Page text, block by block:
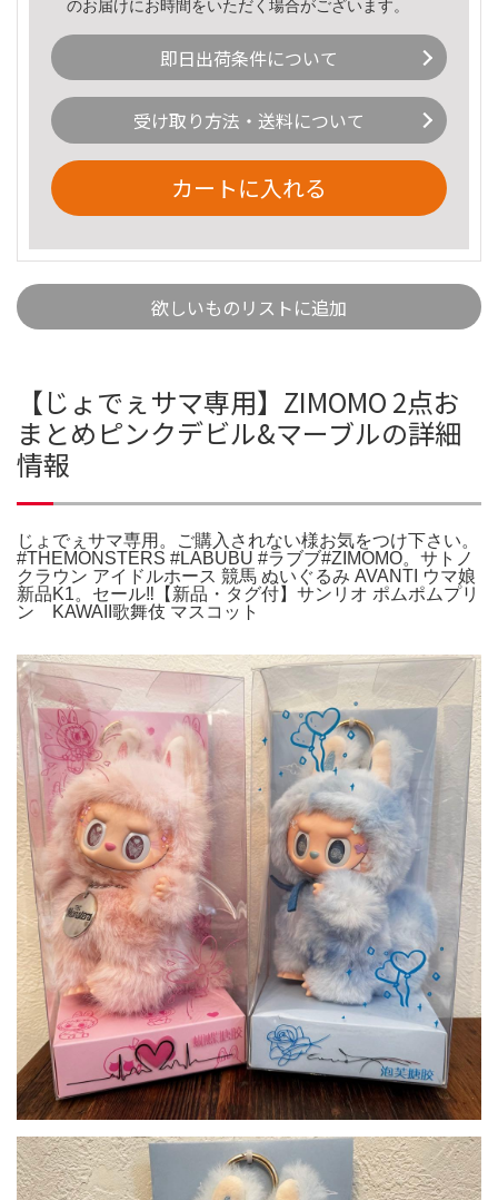
のお届けにお時間をいただく場合がございます。
即日出荷条件について
受け取り方法・送料について
カートに入れる
欲しいものリストに追加
【じょでぇサマ専用】ZIMOMO 2点お
まとめピンクデビル&マーブルの詳細
情報
じょでぇサマ専用。ご購入されない様お気をつけ下さい。
#THEMONSTERS #LABUBU #ラブブ#ZIMOMO。サトノ
クラウン アイドルホース 競馬 ぬいぐるみ AVANTI ウマ娘
新品K1。セール‼️【新品・タグ付】サンリオ ポムポムプリ
ン KAWAII歌舞伎 マスコット